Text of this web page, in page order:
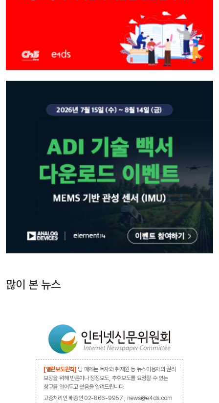
많이 본 뉴스
[열린보도원칙] 당 매체는 독자와 취재원 등 뉴스이용자의 권리
보장을 위해 반론이나 정정보도, 추후보도를 요청할 수 있는
창구를 열어두고 있음을 알려드립니다.
고충처리인 배종인 02-866-9957 , news@e4ds.com